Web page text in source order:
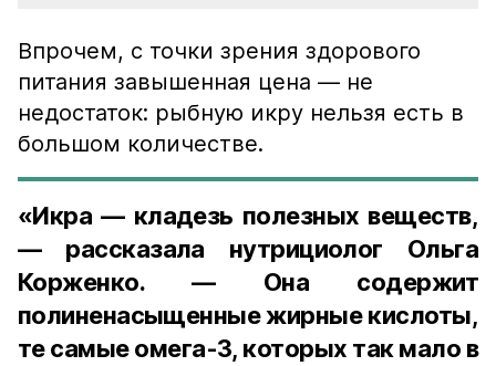
Впрочем, с точки зрения здорового
питания завышенная цена — не
недостаток: рыбную икру нельзя есть в
большом количестве.
«Икра — кладезь полезных веществ,
— рассказала нутрициолог Ольга
Корженко. — Она содержит
полиненасыщенные жирные кислоты,
те самые омега-3, которых так мало в